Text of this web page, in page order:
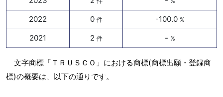
2022 0 件 -100.0 %
2021 2 件 - %
文字商標「ＴＲＵＳＣＯ」における商標(商標出願・登録商
標)の概要は、以下の通りです。